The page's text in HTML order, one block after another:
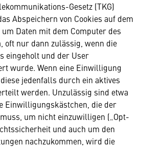
Gesetz (TKG)
Abspeichern von Cookies auf dem
Daten mit dem Computer des
oft nur dann zulässig, wenn die
eingeholt und der User
wurde. Wenn eine Einwilligung
jedenfalls durch ein aktives
werden. Unzulässig sind etwa
Einwilligungskästchen, die der
um nicht einzuwilligen („Opt-
und auch um den
nachzukommen, wird die